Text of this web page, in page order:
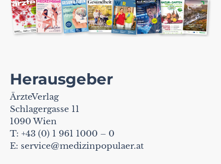
Herausgeber
ÄrzteVerlag
Schlagergasse 11
1090 Wien
T: +43 (0) 1 961 1000 – 0
E: service@medizinpopulaer.at